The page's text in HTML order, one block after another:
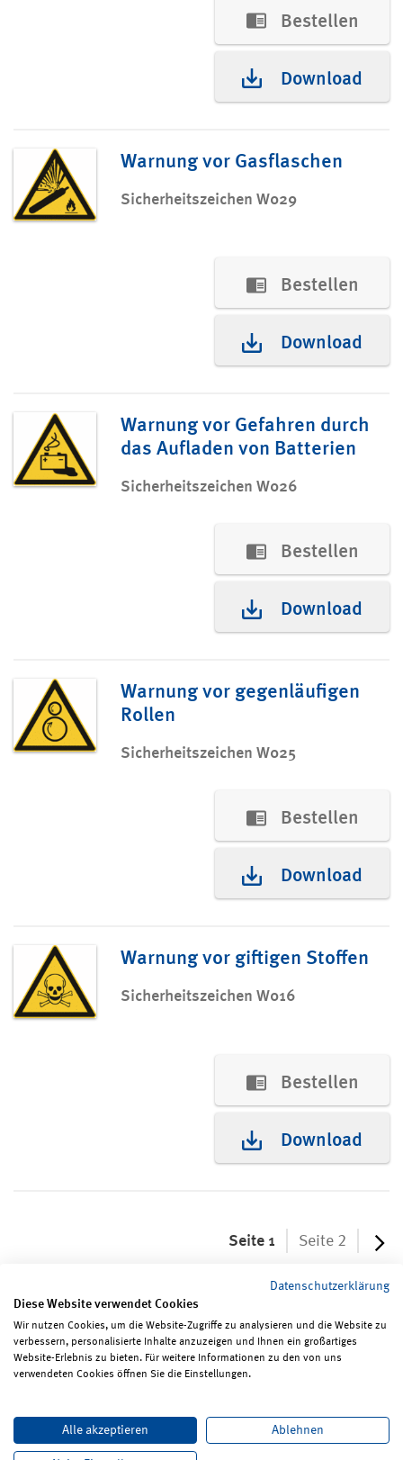
Bestellen
Download
Warnung vor Gasflaschen
Sicherheitszeichen W029
Bestellen
Download
Warnung vor Gefahren durch
das Aufladen von Batterien
Sicherheitszeichen W026
Bestellen
Download
Warnung vor gegenläufigen
Rollen
Sicherheitszeichen W025
Bestellen
Download
Warnung vor giftigen Stoffen
Sicherheitszeichen W016
Bestellen
Download
Seite 1 Seite 2
Seite teilen Seite drucken
Erklärung zur Barrierefreiheit
ReadSpeaker
Bildrechte
Datenschutzerklärung
Diese Website verwendet Cookies
Wir nutzen Cookies, um die Website-Zugriffe zu analysieren und die Website zu
verbessern, personalisierte Inhalte anzuzeigen und Ihnen ein großartiges
Website-Erlebnis zu bieten. Für weitere Informationen zu den von uns
verwendeten Cookies öffnen Sie die Einstellungen.
Alle akzeptieren Ablehnen